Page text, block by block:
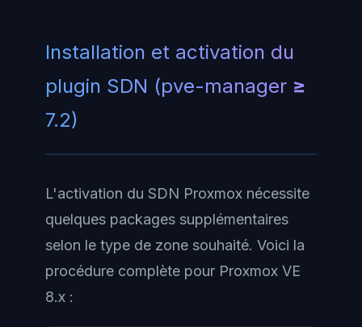
Installation et activation du
plugin SDN (pve-manager ≥
7.2)
L'activation du SDN Proxmox nécessite
quelques packages supplémentaires
selon le type de zone souhaité. Voici la
procédure complète pour Proxmox VE
8.x :